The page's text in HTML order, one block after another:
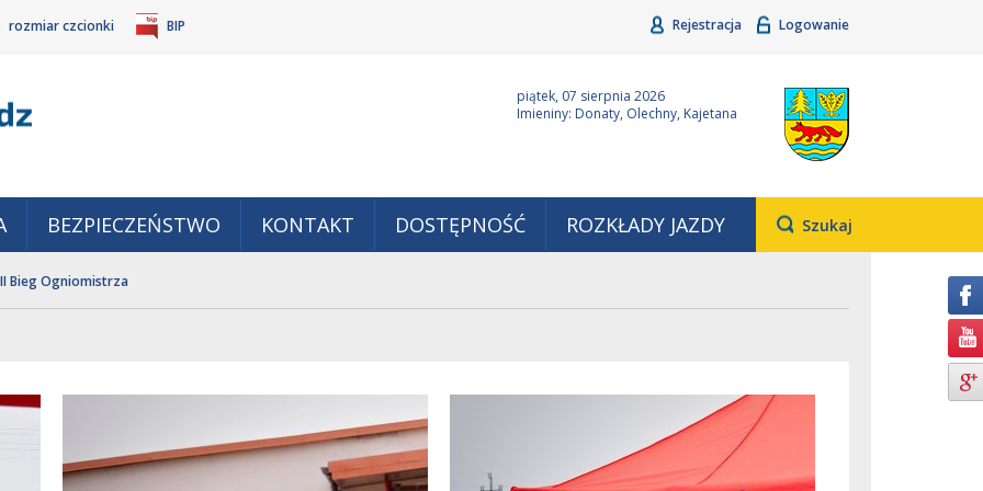
rozmiar czcionki BIP Rejestracja Logowanie
piątek, 07 sierpnia 2026
Imieniny: Donaty, Olechny, Kajetana
BEZPIECZEŃSTWO KONTAKT DOSTĘPNOŚĆ ROZKŁADY JAZDY Szukaj
Bieg Ogniomistrza